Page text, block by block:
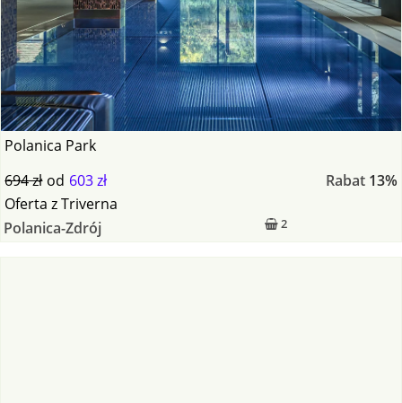
Polanica Park
694 zł od 603 zł Rabat 13%
2
Oferta zTriverna
Polanica-Zdrój